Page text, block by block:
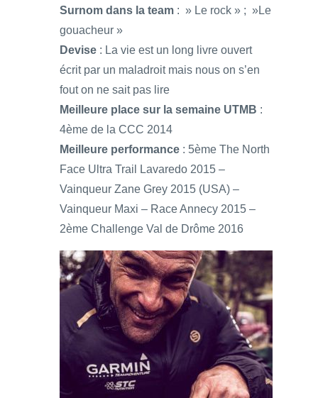
Surnom dans la team : » Le rock » ; »Le
gouacheur »
Devise : La vie est un long livre ouvert
écrit par un maladroit mais nous on s’en
fout on ne sait pas lire
Meilleure place sur la semaine UTMB :
4ème de la CCC 2014
Meilleure performance : 5ème The North
Face Ultra Trail Lavaredo 2015 –
Vainqueur Zane Grey 2015 (USA) –
Vainqueur Maxi – Race Annecy 2015 –
2ème Challenge Val de Drôme 2016